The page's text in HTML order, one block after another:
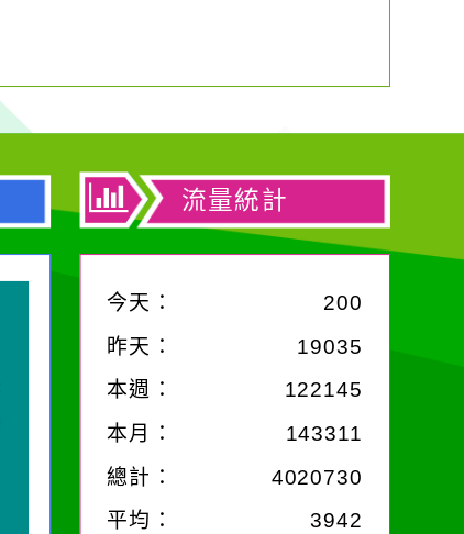
流量統計
今天： 200
昨天： 19035
本週：
122145
本月：
143311
總計：
4020730
平均：
3942